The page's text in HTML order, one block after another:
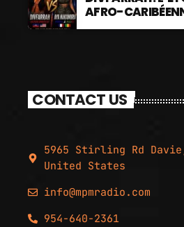
AFRO-
CONTACT US
5965 Stirling Rd
United States
info@mpmradio.com
954-640-2361